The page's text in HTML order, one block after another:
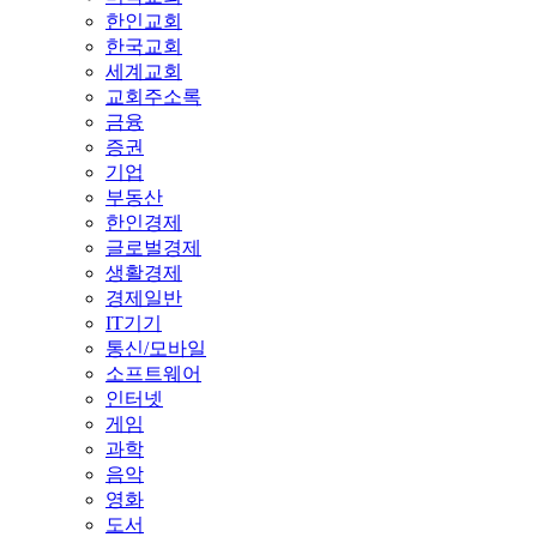
한인교회
한국교회
세계교회
교회주소록
금융
증권
기업
부동산
한인경제
글로벌경제
생활경제
경제일반
IT기기
통신/모바일
소프트웨어
인터넷
게임
과학
음악
영화
도서